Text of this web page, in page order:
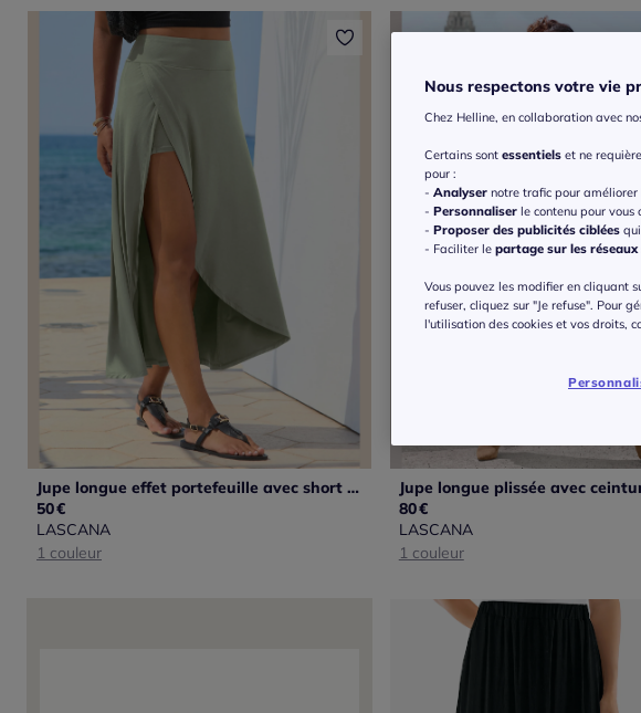
Jupe longue effet portefeuille avec short cycliste intégré
50€
LASCANA
1 couleur
80€
LASCANA
1 couleur
Nous respectons votre vie
Chez Helline, en collaboration avec
Certains sont essentiels et ne
pour :
- Analyser notre trafic pour améliorer
- Personnaliser le contenu pour vous
- Proposer des publicités ciblées
- Faciliter le partage sur les réseaux
Vous pouvez les modifier en cliquant
refuser, cliquez sur "Je refuse". Pour
l'utilisation des cookies et vos droits,